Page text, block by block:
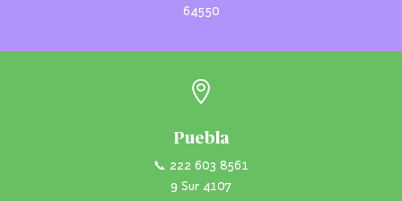
64550

Puebla
📞 222 603 8561
9 Sur 4107